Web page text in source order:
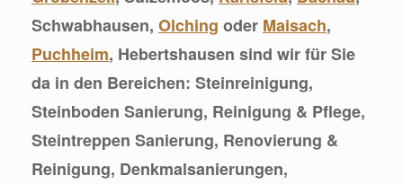
Schwabhausen, Olching oder Maisach,
Puchheim, Hebertshausen sind wir für Sie
da in den Bereichen: Steinreinigung,
Steinboden Sanierung, Reinigung & Pflege,
Steintreppen Sanierung, Renovierung &
Reinigung, Denkmalsanierungen,